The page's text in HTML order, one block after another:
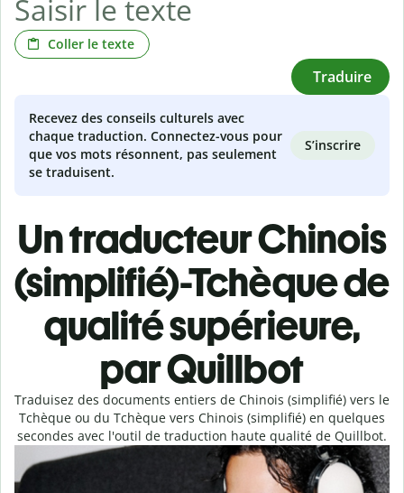
Coller le texte
Traduire
Recevez des conseils culturels avec
chaque traduction. Connectez-vous pour
que vos mots résonnent, pas seulement
se traduisent.
S’inscrire
Un traducteur Chinois
(simplifié)-Tchèque de
qualité supérieure,
par Quillbot
Traduisez des documents entiers de Chinois (simplifié) vers le
Tchèque ou du Tchèque vers Chinois (simplifié) en quelques
secondes avec l'outil de traduction haute qualité de Quillbot.